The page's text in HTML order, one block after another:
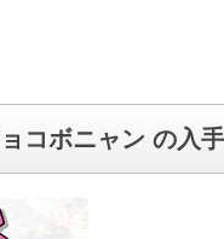
コボニャン の入